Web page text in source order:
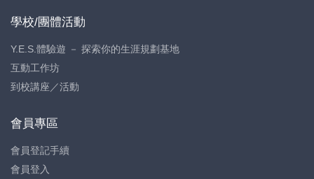
學校/團體活動
Y.E.S.體驗遊 － 探索你的生涯規劃基地
互動工作坊
到校講座／活動
會員專區
會員登記手續
會員登入